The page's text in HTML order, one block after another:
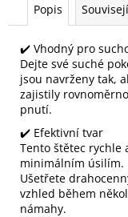
Popis
✔️ Vhodný pro
Dejte své suché
jsou navrženy tak,
zajistily
pnutí.
✔️ Efektivní tvar
Tento štětec rychle
minimálním úsilím.
Ušetřete
vzhled během
námahy.
VYSOUVACÍ
S
OŘEZÁVÁTKEM
01
ČERNÁ
85
Kč